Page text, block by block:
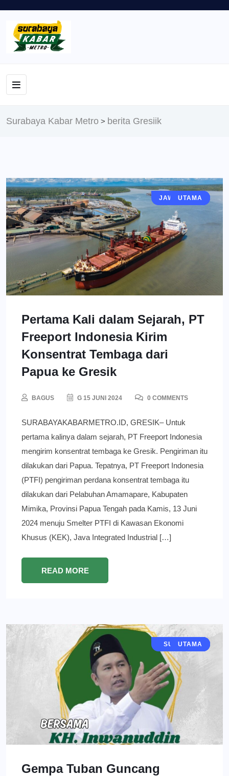
Surabaya Kabar Metro > berita Gresiik
BERITA
EKONOMI
GRESIK
JAWA TIMUR
UTAMA
Pertama Kali dalam Sejarah, PT
Freeport Indonesia Kirim
Konsentrat Tembaga dari
Papua ke Gresik
BAGUS G 15 JUNI 2024 0 COMMENTS
SURABAYAKABARMETRO.ID, GRESIK– Untuk
pertama kalinya dalam sejarah, PT Freeport Indonesia
mengirim konsentrat tembaga ke Gresik. Pengiriman itu
dilakukan dari Papua. Tepatnya, PT Freeport Indonesia
(PTFI) pengiriman perdana konsentrat tembaga itu
dilakukan dari Pelabuhan Amamapare, Kabupaten
Mimika, Provinsi Papua Tengah pada Kamis, 13 Juni
2024 menuju Smelter PTFI di Kawasan Ekonomi
Khusus (KEK), Java Integrated Industrial […]
READ MORE
BERITA
GRESIK
JAWA TIMUR
SURABAYA
UTAMA
Gempa Tuban Guncang